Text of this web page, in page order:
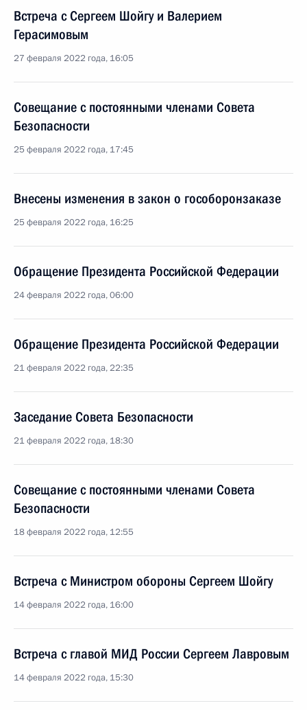
Встреча с Сергеем Шойгу и Валерием
Герасимовым
27 февраля 2022 года, 16:05
Совещание с постоянными членами Совета
Безопасности
25 февраля 2022 года, 17:45
Внесены изменения в закон о гособоронзаказе
25 февраля 2022 года, 16:25
Обращение Президента Российской Федерации
24 февраля 2022 года, 06:00
Обращение Президента Российской Федерации
21 февраля 2022 года, 22:35
Заседание Совета Безопасности
21 февраля 2022 года, 18:30
Совещание с постоянными членами Совета
Безопасности
18 февраля 2022 года, 12:55
Встреча с Министром обороны Сергеем Шойгу
14 февраля 2022 года, 16:00
Встреча с главой МИД России Сергеем Лавровым
14 февраля 2022 года, 15:30